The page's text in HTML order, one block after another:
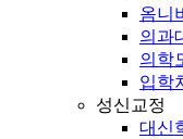
옴니
의과
의학
입학
성신교정
대신